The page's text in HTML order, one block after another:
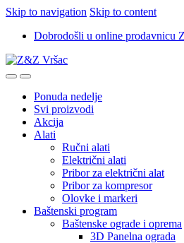
Skip to navigation Skip to content
Dobrodošli u online prodavnicu
Ponuda nedelje
Svi proizvodi
Akcija
Alati
Ručni alati
Električni alati
Pribor za električni alat
Pribor za kompresor
Olovke i markeri
Baštenski program
Baštenske ograde i oprema
3D Panelna ograda